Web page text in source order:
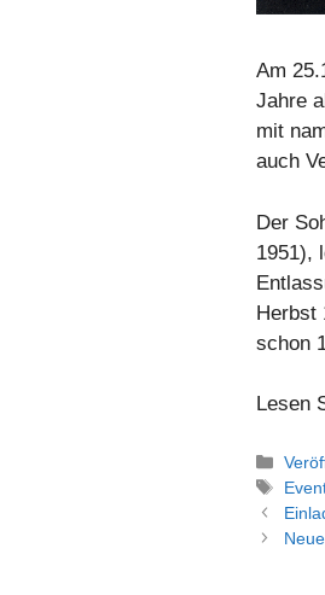
Am
Jahre
mit
auch
Der
1951),
Herbst
schon
Lesen